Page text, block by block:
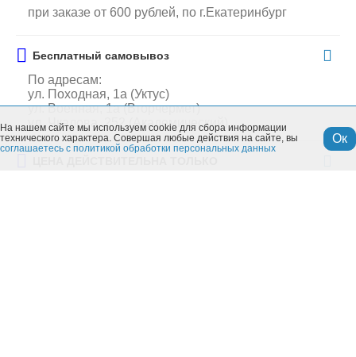
при заказе от 600 рублей, по г.Екатеринбург
Бесплатный самовывоз
По адресам:
ул. Походная, 1а (Уктус)
ул. Военная, 1а (Вторчермет)
ул. Чкалова, 252 (Академический)
На нашем сайте мы используем cookie для сбора информации
технического характера. Совершая любые действия на сайте, вы
соглашаетесь с политикой обработки персональных данных
Ок